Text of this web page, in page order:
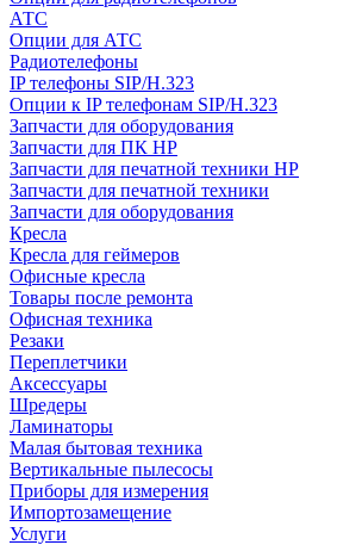
АТС
Опции для АТС
Радиотелефоны
IP телефоны SIP/H.323
Опции к IP телефонам SIP/H.323
Запчасти для оборудования
Запчасти для ПК HP
Запчасти для печатной техники HP
Запчасти для печатной техники
Запчасти для оборудования
Кресла
Кресла для геймеров
Офисные кресла
Товары после ремонта
Офисная техника
Резаки
Переплетчики
Аксессуары
Шредеры
Ламинаторы
Малая бытовая техника
Вертикальные пылесосы
Приборы для измерения
Импортозамещение
Услуги